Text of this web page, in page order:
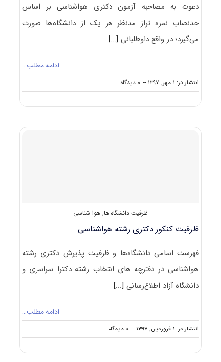
دعوت به مصاحبه آزمون دکتری هواشناسی بر اساس
حدنصاب نمره تراز مدنظر هر یک از دانشگاه‌ها صورت
می‌گیرد؛ در واقع داوطلبانی[...]
ادامه مطلب…
انتشار در: ۱ مهر, ۱۳۹۷ -- ۰ دیدگاه
on
حدنصاب
دعوت
مصاحبه
ظرفیت دانشگاه ها, هوا شناسی
ظرفیت کنکور دکتری رشته ﻫﻮاﺷﻨﺎسی
فهرست اسامی دانشگاه‌ها و ظرفیت پذیرش دکتری رشته
ﻫﻮاﺷﻨﺎسی در دفترچه های انتخاب رشته دکترا سراسری و
دانشگاه آزاد اطلاع‌رسانی[...]
ادامه مطلب…
انتشار در: ۱ فروردین, ۱۳۹۷ -- ۰ دیدگاه
on
ظرفیت
دکتری